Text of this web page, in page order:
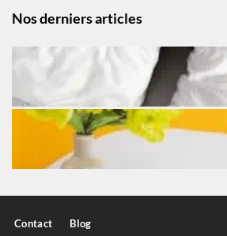
Nos derniers articles
Contact Blog